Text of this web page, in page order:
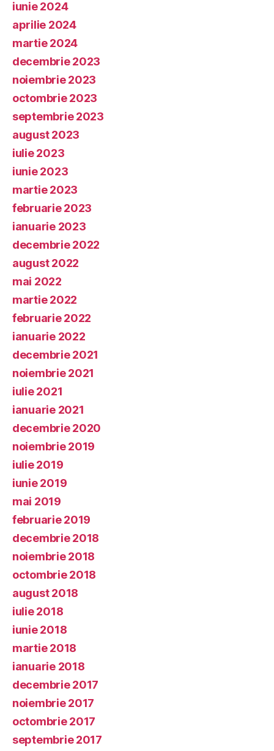
iunie 2024
aprilie 2024
martie 2024
decembrie 2023
noiembrie 2023
octombrie 2023
septembrie 2023
august 2023
iulie 2023
iunie 2023
martie 2023
februarie 2023
ianuarie 2023
decembrie 2022
august 2022
mai 2022
martie 2022
februarie 2022
ianuarie 2022
decembrie 2021
noiembrie 2021
iulie 2021
ianuarie 2021
decembrie 2020
noiembrie 2019
iulie 2019
iunie 2019
mai 2019
februarie 2019
decembrie 2018
noiembrie 2018
octombrie 2018
august 2018
iulie 2018
iunie 2018
martie 2018
ianuarie 2018
decembrie 2017
noiembrie 2017
octombrie 2017
septembrie 2017